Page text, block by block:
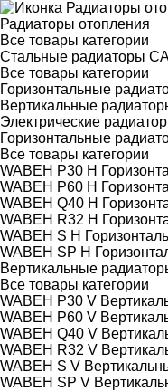
Радиаторы отопления
Все товары категории
Стальные радиаторы
Все товары категории
Горизонтальные
Вертикальные
Электрические
Горизонтальные
Все товары категории
WABEH P30 H
WABEH P60 H
WABEH Q40 H
WABEH R32 H
WABEH S H
WABEH SP H
Вертикальные
Все товары категории
WABEH P30 V
WABEH P60 V
WABEH Q40 V
WABEH R32 V
WABEH S V
WABEH SP V